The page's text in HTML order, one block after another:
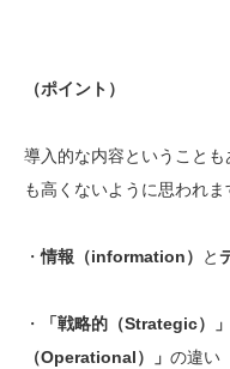
（ポイント）
導入的な内容ということ
も高くないように思われま
・情報（information） と
・
「戦略的（Strategic）
（Operational）」 の違い